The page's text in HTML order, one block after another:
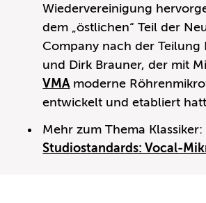
Wiedervereinigung
dem „östlichen“ Teil der
Company nach der Teilung
und Dirk Brauner, der mit
VMAmoderne
entwickelt und etabliert
Mehr zum Thema Klassiker:
Studiostandards: Vocal-